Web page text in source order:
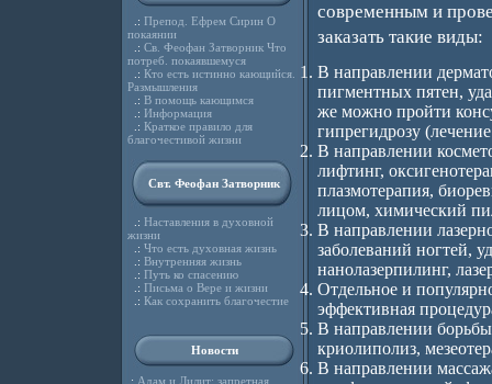
.: Препод. Ефрем Сирин О
покаянии
.: Св. Феофан Затворник Что
потреб. покаявшемуся
.: Кто есть истинно кающийся.
Размышления
.: В помощь кающимся
.: Информация
.: Краткое правило для
благочестивой жизни
Свт. Феофан Затворник
.: Наставления в духовной
жизни
.: Что есть духовная жизнь
.: Внутренняя жизнь
.: Путь ко спасению
.: Письма о Вере и жизни
.: Как сохранить благочестие
Новости
.: Адам и Лилит: запретная
современным и
заказать такие виды:
В направлении
пигментных пятен,
же можно пройти
гипрегидрозу
В направлении
лифтинг,
плазмотерапия,
лицом, химический
В направлении
заболеваний ногтей,
нанолазерпилинг,
Отдельное и
эффективная
В направлении
криолиполиз,
В направлении